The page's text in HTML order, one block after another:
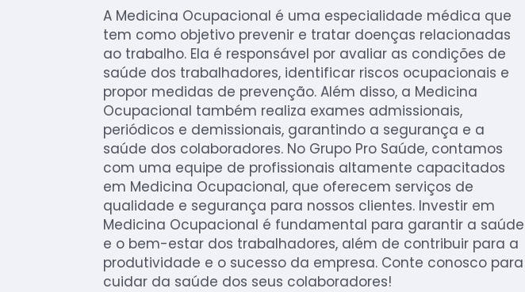
A Medicina Ocupacional é uma especialidade médica que
tem como objetivo prevenir e tratar doenças relacionadas
ao trabalho. Ela é responsável por avaliar as condições de
saúde dos trabalhadores, identificar riscos ocupacionais e
propor medidas de prevenção. Além disso, a Medicina
Ocupacional também realiza exames admissionais,
periódicos e demissionais, garantindo a segurança e a
saúde dos colaboradores. No Grupo Pro Saúde, contamos
com uma equipe de profissionais altamente capacitados
em Medicina Ocupacional, que oferecem serviços de
qualidade e segurança para nossos clientes. Investir em
Medicina Ocupacional é fundamental para garantir a saúde
e o bem-estar dos trabalhadores, além de contribuir para a
produtividade e o sucesso da empresa. Conte conosco para
cuidar da saúde dos seus colaboradores!